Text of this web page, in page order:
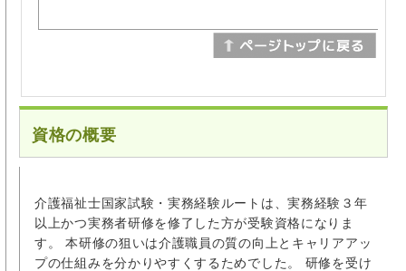
資格の概要
介護福祉士国家試験・実務経験ルートは、実務経験３年
以上かつ実務者研修を修了した方が受験資格になりま
す。 本研修の狙いは介護職員の質の向上とキャリアアッ
プの仕組みを分かりやすくするためでした。 研修を受け